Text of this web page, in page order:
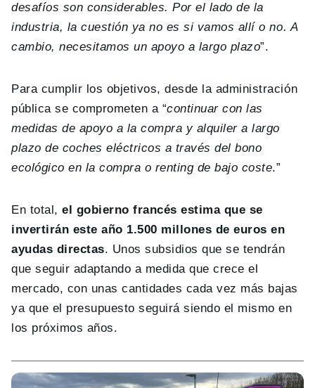
desafíos son considerables. Por el lado de la
industria, la cuestión ya no es si vamos allí o no. A
cambio, necesitamos un apoyo a largo plazo”.
Para cumplir los objetivos, desde la administración
pública se comprometen a “continuar con las
medidas de apoyo a la compra y alquiler a largo
plazo de coches eléctricos a través del bono
ecológico en la compra o renting de bajo coste.”
En total,el gobierno francés estima que se
invertirán este año 1.500 millones de euros en
ayudas directas. Unos subsidios que se tendrán
que seguir adaptando a medida que crece el
mercado, con unas cantidades cada vez más bajas
ya que el presupuesto seguirá siendo el mismo en
los próximos años.